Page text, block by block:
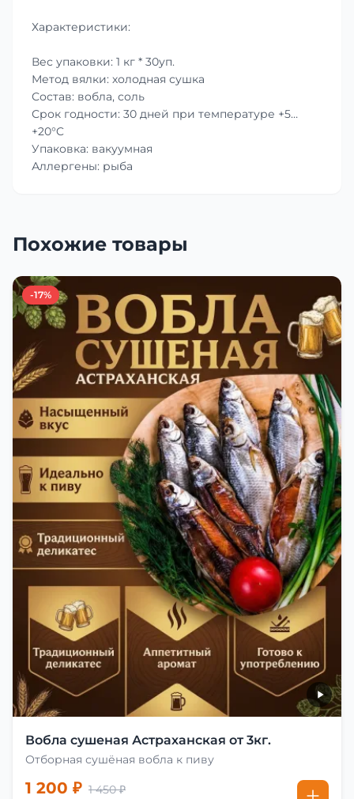
Характеристики:
Вес упаковки: 1 кг * 30уп.
Метод вялки: холодная сушка
Состав: вобла, соль
Срок годности: 30 дней при температуре +5…
+20°C
Упаковка: вакуумная
Аллергены: рыба
Похожие товары
-17%
Вобла сушеная Астраханская от 3кг.
Отборная сушёная вобла к пиву
1 200 ₽ 1 450 ₽